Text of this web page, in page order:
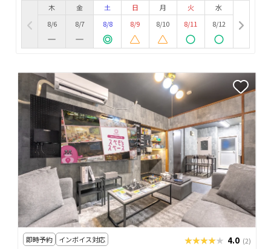
木
8/6
金
8/7
土
8/8
日
8/9
月
8/10
火
8/11
水
8/12
即時予約 インボイス対応 ★★★★★
★★★★★ 4.0 (2)